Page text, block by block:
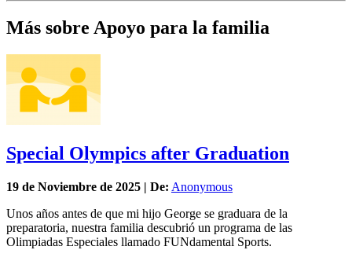
Más sobre Apoyo para la familia
Special Olympics after Graduation
19 de Noviembre de 2025 | De: Anonymous
Unos años antes de que mi hijo George se graduara de la
preparatoria, nuestra familia descubrió un programa de las
Olimpiadas Especiales llamado FUNdamental Sports.